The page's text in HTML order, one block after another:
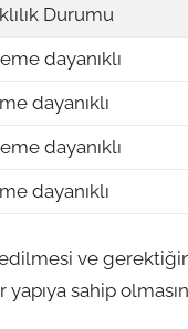
Durumu
dayanıklı
dayanıklı
dayanıklı
dayanıklı
ve
sahip